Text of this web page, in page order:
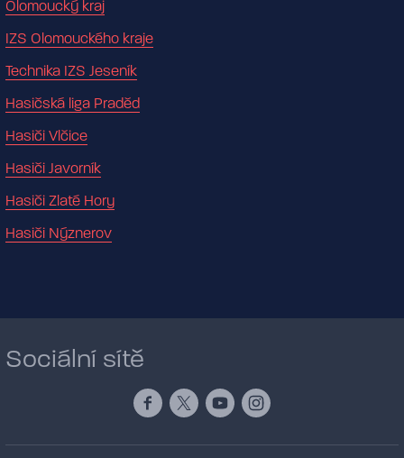
Olomoucký kraj
IZS Olomouckého kraje
Technika IZS Jeseník
Hasičská liga Praděd
Hasiči Vlčice
Hasiči Javorník
Hasiči Zlaté Hory
Hasiči Nýznerov
Sociální sítě